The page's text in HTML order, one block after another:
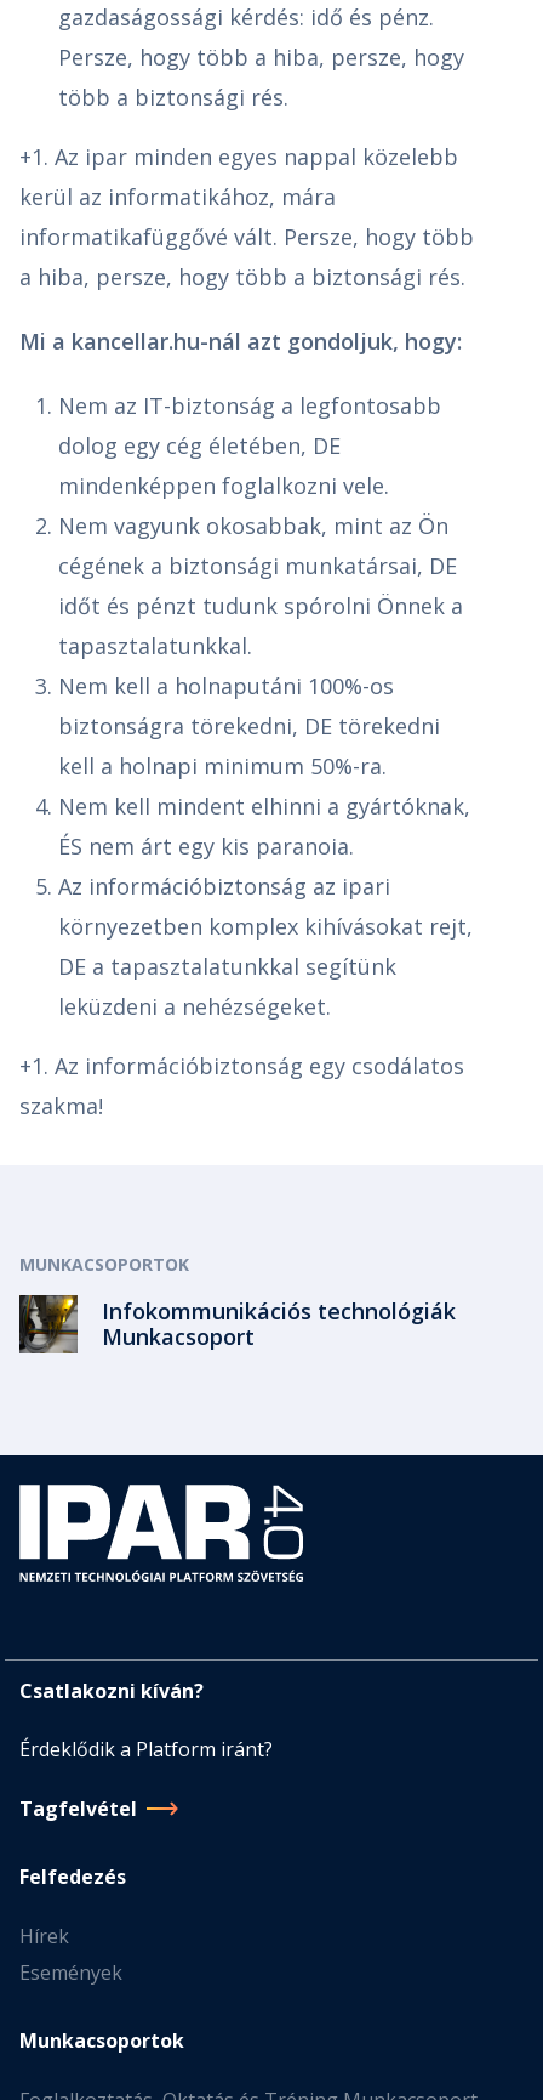
gazdaságossági kérdés: idő és pénz.
Persze, hogy több a hiba, persze, hogy
több a biztonsági rés.
+1. Az ipar minden egyes nappal közelebb
kerül az informatikához, mára
informatikafüggővé vált. Persze, hogy több
a hiba, persze, hogy több a biztonsági rés.
Mi a kancellar.hu-nál azt gondoljuk, hogy:
Nem az IT-biztonság a legfontosabb
dolog egy cég életében, DE
mindenképpen foglalkozni vele.
Nem vagyunk okosabbak, mint az Ön
cégének a biztonsági munkatársai, DE
időt és pénzt tudunk spórolni Önnek a
tapasztalatunkkal.
Nem kell a holnaputáni 100%-os
biztonságra törekedni, DE törekedni
kell a holnapi minimum 50%-ra.
Nem kell mindent elhinni a gyártóknak,
ÉS nem árt egy kis paranoia.
Az információbiztonság az ipari
környezetben komplex kihívásokat rejt,
DE a tapasztalatunkkal segítünk
leküzdeni a nehézségeket.
+1. Az információbiztonság egy csodálatos
szakma!
MUNKACSOPORTOK
Infokommunikációs technológiák
Munkacsoport
Csatlakozni kíván?
Érdeklődik a Platform iránt?
Tagfelvétel
Felfedezés
Hírek
Események
Munkacsoportok